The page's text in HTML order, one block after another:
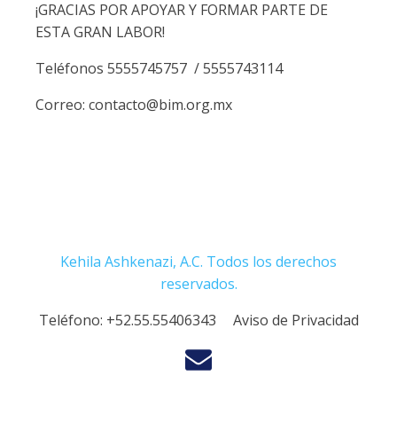
¡GRACIAS POR APOYAR Y FORMAR PARTE DE
ESTA GRAN LABOR!
Teléfonos 5555745757 / 5555743114
Correo: contacto@bim.org.mx
Kehila Ashkenazi, A.C. Todos los derechos
reservados.
Teléfono: +52.55.55406343 Aviso de Privacidad